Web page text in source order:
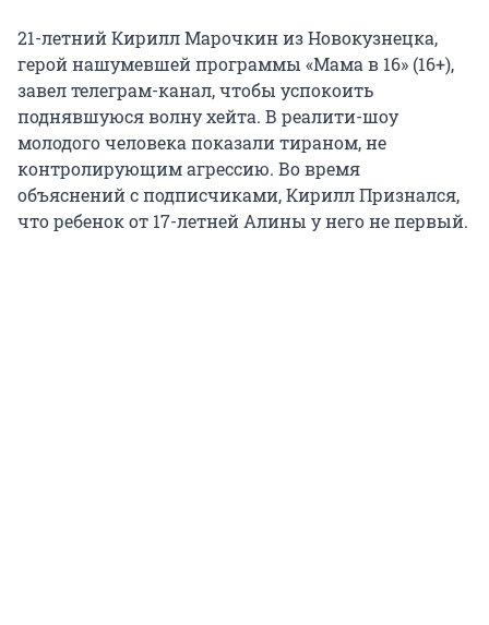
21-летний Кирилл Марочкин из Новокузнецка,
герой нашумевшей программы «Мама в 16» (16+),
завел телеграм-канал, чтобы успокоить
поднявшуюся волну хейта. В реалити-шоу
молодого человека показали тираном, не
контролирующим агрессию. Во время
объяснений с подписчиками, Кирилл Признался,
что ребенок от 17-летней Алины у него не первый.